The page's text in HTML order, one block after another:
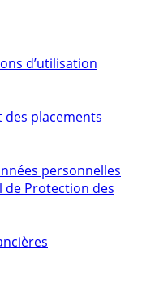
d’utilisation
placements
personnelles
Protection des